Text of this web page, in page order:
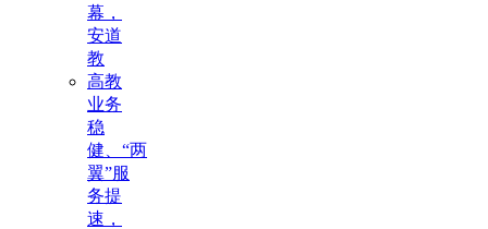
幕，
安道
教
高教
业务
稳
健、“两
翼”服
务提
速，